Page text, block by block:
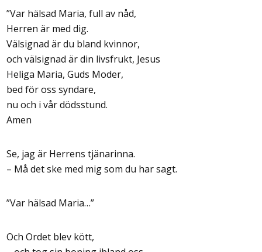
”Var hälsad Maria, full av nåd,
Herren är med dig.
Välsignad är du bland kvinnor,
och välsignad är din livsfrukt, Jesus
Heliga Maria, Guds Moder,
bed för oss syndare,
nu och i vår dödsstund.
Amen
Se, jag är Herrens tjänarinna.
– Må det ske med mig som du har sagt.
”Var hälsad Maria…”
Och Ordet blev kött,